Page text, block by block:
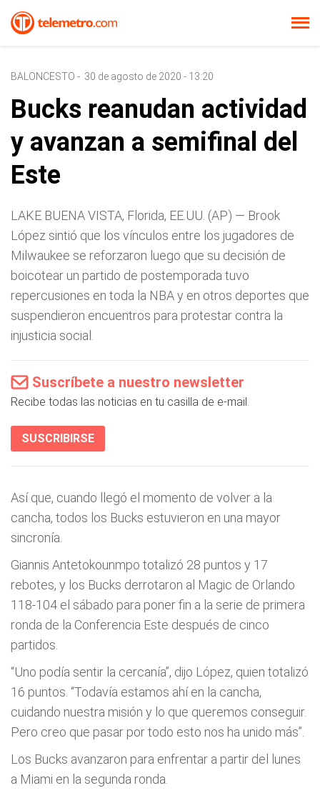
BALONCESTO - 30 de agosto de 2020 - 13:20
Bucks reanudan actividad
y avanzan a semifinal del
Este
LAKE BUENA VISTA, Florida, EE.UU. (AP) — Brook
López sintió que los vínculos entre los jugadores de
Milwaukee se reforzaron luego que su decisión de
boicotear un partido de postemporada tuvo
repercusiones en toda la NBA y en otros deportes que
suspendieron encuentros para protestar contra la
injusticia social.
Suscríbete a nuestro newsletter
Recibe todas las noticias en tu casilla de e-mail.
SUSCRIBIRSE
Así que, cuando llegó el momento de volver a la
cancha, todos los Bucks estuvieron en una mayor
sincronía.
Giannis Antetokounmpo totalizó 28 puntos y 17
rebotes, y los Bucks derrotaron al Magic de Orlando
118-104 el sábado para poner fin a la serie de primera
ronda de la Conferencia Este después de cinco
partidos.
“Uno podía sentir la cercanía”, dijo López, quien totalizó
16 puntos. “Todavía estamos ahí en la cancha,
cuidando nuestra misión y lo que queremos conseguir.
Pero creo que pasar por todo esto nos ha unido más”.
Los Bucks avanzaron para enfrentar a partir del lunes
a Miami en la segunda ronda.